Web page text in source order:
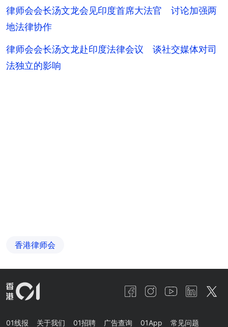
律师会会长汤文龙会见印度首席大法官 讨论加强两
地法律协作
律师会会长汤文龙赴印度法律会议 谈社交媒体对司
法独立的影响
香港律师会
01线报 关于我们 01招聘 广告查询 01App 常见问题